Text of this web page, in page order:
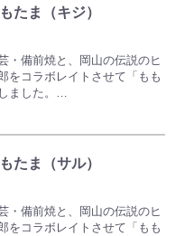
、温かみのある風合いに誰も
、ご飯を美味しくする「美味
っていただけます。
たま（キジ）
・備前焼と、岡山の伝説のヒ
をコラボレイトさせて「もも
ました。
、温かみのある風合いに誰も
、ご飯を美味しくする「美味
っていただけます。
たま（サル）
・備前焼と、岡山の伝説のヒ
をコラボレイトさせて「もも